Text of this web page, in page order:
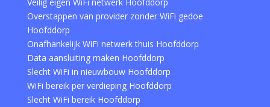
Overstappen van provider zonder WiFi gedoe
Hoofddorp
Onafhankelijk WiFi netwerk thuis Hoofddorp
Data aansluiting maken Hoofddorp
Slecht WiFi in nieuwbouw Hoofddorp
WiFi bereik per verdieping Hoofddorp
Slecht WiFi bereik Hoofddorp